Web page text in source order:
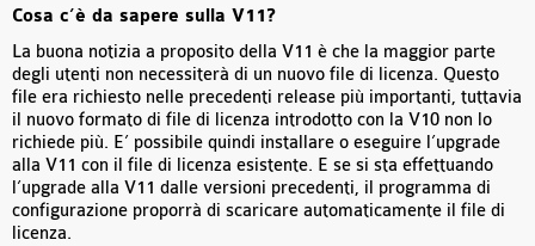
Cosa c’è da sapere sulla V11?
La buona notizia a proposito della V11 è che la maggior parte
degli utenti non necessiterà di un nuovo file di licenza. Questo
file era richiesto nelle precedenti release più importanti, tuttavia
il nuovo formato di file di licenza introdotto con la V10 non lo
richiede più. E’ possibile quindi installare o eseguire l’upgrade
alla V11 con il file di licenza esistente. E se si sta effettuando
l’upgrade alla V11 dalle versioni precedenti, il programma di
configurazione proporrà di scaricare automaticamente il file di
licenza.